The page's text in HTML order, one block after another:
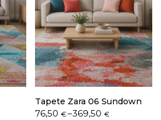
e condições
Tapete Zara 06 Sundown
76,50 €–369,50 €
Price